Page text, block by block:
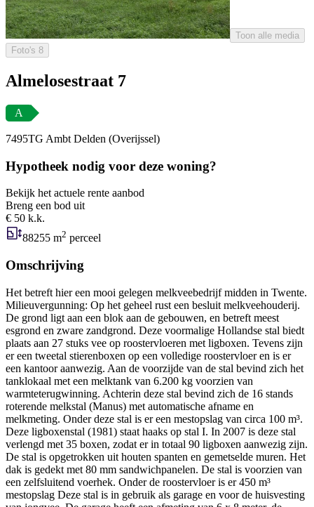
Toon alle media
Foto's 8
Almelosestraat 7
A
7495TG Ambt Delden (Overijssel)
Hypotheek nodig voor deze woning?
Bekijk het actuele rente aanbod
Breng een bod uit
€ 50 k.k.
88255 m2 perceel
Omschrijving
Het betreft hier een mooi gelegen melkveebedrijf midden in Twente.
Milieuvergunning: Op het geheel rust een besluit melkveehouderij.
De grond ligt aan een blok aan de gebouwen, en betreft meest
esgrond en zware zandgrond. Deze voormalige Hollandse stal biedt
plaats aan 27 stuks vee op roostervloeren met ligboxen. Tevens zijn
er een tweetal stierenboxen op een volledige roostervloer en is er
een kantoor aanwezig. Aan de voorzijde van de stal bevind zich het
tanklokaal met een melktank van 6.200 kg voorzien van
warmteterugwinning. Achterin deze stal bevind zich de 16 stands
roterende melkstal (Manus) met automatische afname en
melkmeting. Onder deze stal is er een mestopslag van circa 100 m³.
Deze ligboxenstal (1981) staat haaks op stal I. In 2007 is deze stal
verlengd met 35 boxen, zodat er in totaal 90 ligboxen aanwezig zijn.
De stal is opgetrokken uit houten spanten en gemetselde muren. Het
dak is gedekt met 80 mm sandwichpanelen. De stal is voorzien van
een zelfsluitend voerhek. Onder de roostervloer is er 450 m³
mestopslag Deze stal is in gebruik als garage en voor de huisvesting